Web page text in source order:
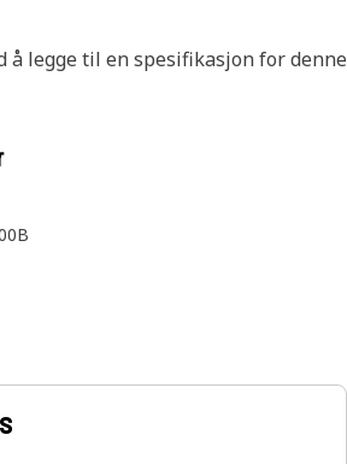
å legge til en spesifikasjon for denne